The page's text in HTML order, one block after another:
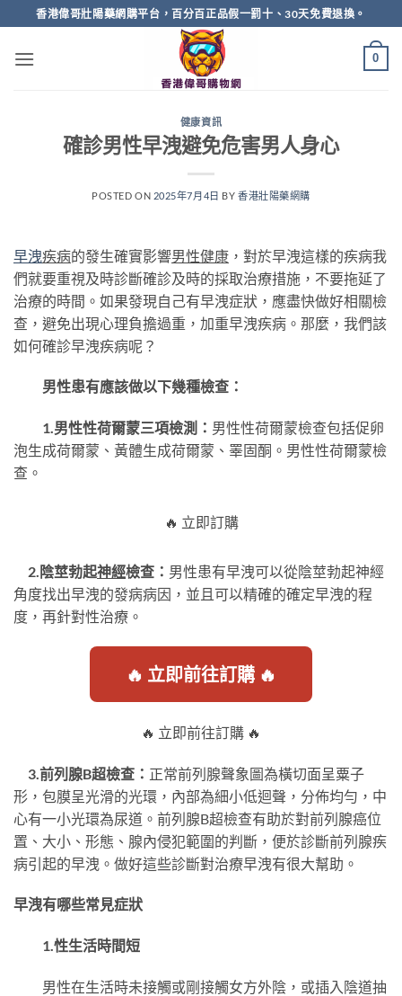
to
content
香港偉哥壯陽藥網購平台，百分百正品假一罰十、30天免費退換。
0
健康資訊
確診男性早洩避免危害男人身心
POSTED ON 2025年7月4日 BY 香港壯陽藥網購
早洩疾病的發生確實影響男性健康 ，對於早洩這樣的疾病我
們就要重視及時診斷確診及時的採取治療措施，不要拖延了
治療的時間。如果發現自己有早洩症狀，應盡快做好相關檢
查，避免出現心理負擔過重，加重早洩疾病。那麼，我們該
如何確診早洩疾病呢？
男性患有應該做以下幾種檢查：
1.男性性荷爾蒙三項檢測： 男性性荷爾蒙檢查包括促卵
泡生成荷爾蒙、黃體生成荷爾蒙、睪固酮。男性性荷爾蒙檢
查。
🔥 立即訂購
2.陰莖勃起神經檢查： 男性患有早洩可以從陰莖勃起神經
角度找出早洩的發病病因，並且可以精確的確定早洩的程
度，再針對性治療。
🔥 立即前往訂購 🔥
🔥 立即前往訂購 🔥
3.前列腺B超檢查： 正常前列腺聲象圖為橫切面呈粟子
形，包膜呈光滑的光環，內部為細小低迴聲，分佈均勻，中
心有一小光環為尿道。前列腺B超檢查有助於對前列腺癌位
置、大小、形態、腺內侵犯範圍的判斷，便於診斷前列腺疾
病引起的早洩。做好這些診斷對治療早洩有很大幫助。
早洩有哪些常見症狀
1.性生活時間短
男性在生活時未接觸或剛接觸女方外陰，或插入陰道抽